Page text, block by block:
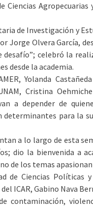
Agropecuarias
de Investigación y
Jorge Olvera García,
celebró la
desde la academia.
Yolanda
Cristina
a depender de
para la
a lo largo de esta
dio la bienvenida a
de los temas
de Ciencias Políticas
ICAR, Gabino Nava
contaminación,